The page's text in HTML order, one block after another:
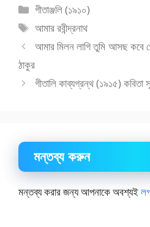
বিভাগ
সমূহ
গীতাঞ্জলি (১৯১০)
ট্যাগ
সমূহ
আমার রবীন্দ্রনাথ
আমার মিলন লাগি তুমি আসছ কবে
ঠাকুর
গীতালি কাব্যগ্রন্থ (১৯১৫) কবিতা
মন্তব্য করুন
মন্তব্য করার জন্য আপনাকে অবশ্যই